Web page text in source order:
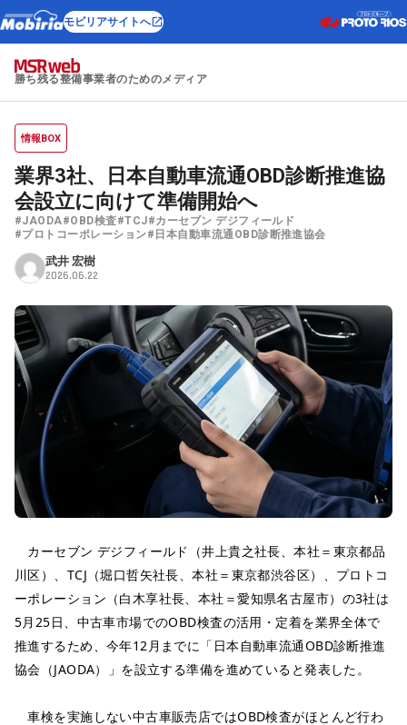
モビリアサイトへ
勝ち残る整備事業者のためのメディア
情報BOX
業界3社、日本自動車流通OBD診断推進協
会設立に向けて準備開始へ
#JAODA#OBD検査#TCJ#カーセブン デジフィールド
#プロトコーポレーション#日本自動車流通OBD診断推進協会
武井 宏樹
2026.06.22
カーセブン デジフィールド（井上貴之社長、本社＝東京都品
川区）、TCJ（堀口哲矢社長、本社＝東京都渋谷区）、プロトコ
ーポレーション（白木享社長、本社＝愛知県名古屋市）の3社は
5月25日、中古車市場でのOBD検査の活用・定着を業界全体で
推進するため、今年12月までに「日本自動車流通OBD診断推進
協会（JAODA）」を設立する準備を進めていると発表した。
車検を実施しない中古車販売店ではOBD検査がほとんど行わ